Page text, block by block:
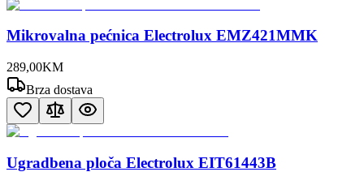
Mikrovalna pećnica Electrolux EMZ421MMK
289,00KM
Brza dostava
Ugradbena ploča Electrolux EIT61443B